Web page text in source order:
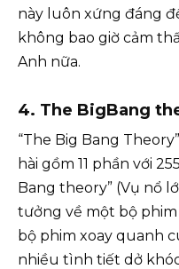
này luôn xứng đáng
không bao giờ cảm
Anh nữa.
4. The BigBang
“The Big Bang
hài gồm 11 phần với
Bang theory” (Vụ nổ
tưởng về một bộ
bộ phim xoay quanh
nhiều tình tiết dở